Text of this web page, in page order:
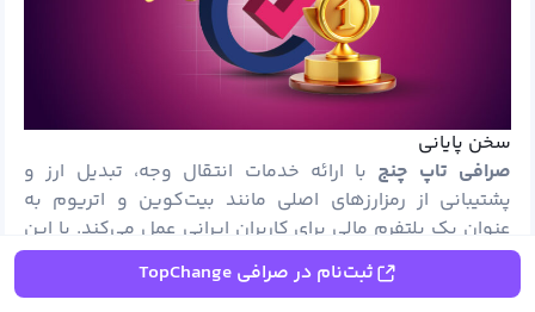
سخن پایانی
صرافی تاپ چنج با ارائه خدمات انتقال وجه، تبدیل ارز و
پشتیبانی از رمزارزهای اصلی مانند بیت‌کوین و اتریوم به
عنوان یک پلتفرم مالی برای کاربران ایرانی عمل می‌کند. با این
حال اما این صرافی با چالش‌هایی همچون نیاز به فیلترشکن
برای دسترسی، عدم ارائه اپلیکیشن iOS و فرآیند احراز هویت
ثبت‌نام در صرافی TopChange